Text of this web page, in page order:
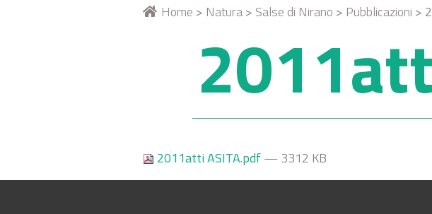
Tu Home > Natura> Salse di Nirano > Pubblicazioni >
2011atti ASITA.pdf— 3312 KB